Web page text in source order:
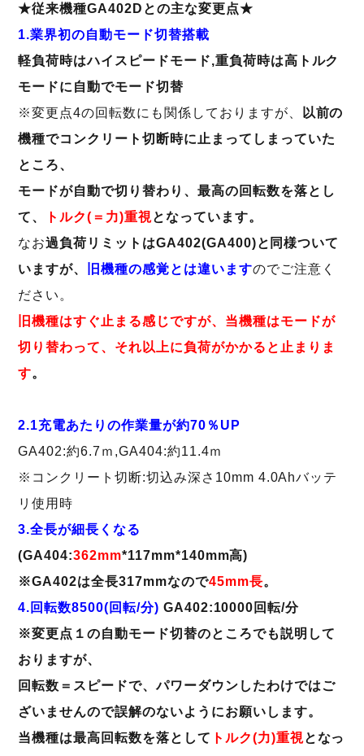
★従来機種GA402Dとの主な変更点★
1.業界初の自動モード切替搭載
軽負荷時はハイスピードモード,重負荷時は高トルク
モードに自動でモード切替
※変更点4の回転数にも関係しておりますが、
以前の
機種でコンクリート切断時に止まってしまっていた
ところ、
モードが自動で切り替わり、最高の回転数を落とし
て、
トルク(＝力)重視となっています。
なお過負荷リミットはGA402(GA400)と同様ついて
いますが、
旧機種の感覚とは違いますのでご注意く
ださい。
旧機種はすぐ止まる感じですが、当機種はモードが
切り替わって、それ以上に負荷がかかると止まりま
す。
2.1充電あたりの作業量が約70％UP
GA402:約6.7ｍ,GA404:約11.4ｍ
※コンクリート切断:切込み深さ10mm 4.0Ahバッテ
リ使用時
3.全長が細長くなる
(GA404:362mm*117mm*140mm高)
※GA402は全長317mmなので45mm長。
4.回転数8500(回転/分) GA402:10000回転/分
※変更点１の自動モード切替のところでも説明して
おりますが、
回転数＝スピードで、パワーダウンしたわけではご
ざいませんので誤解のないようにお願いします。
当機種は最高回転数を落として トルク(力)重視となっ